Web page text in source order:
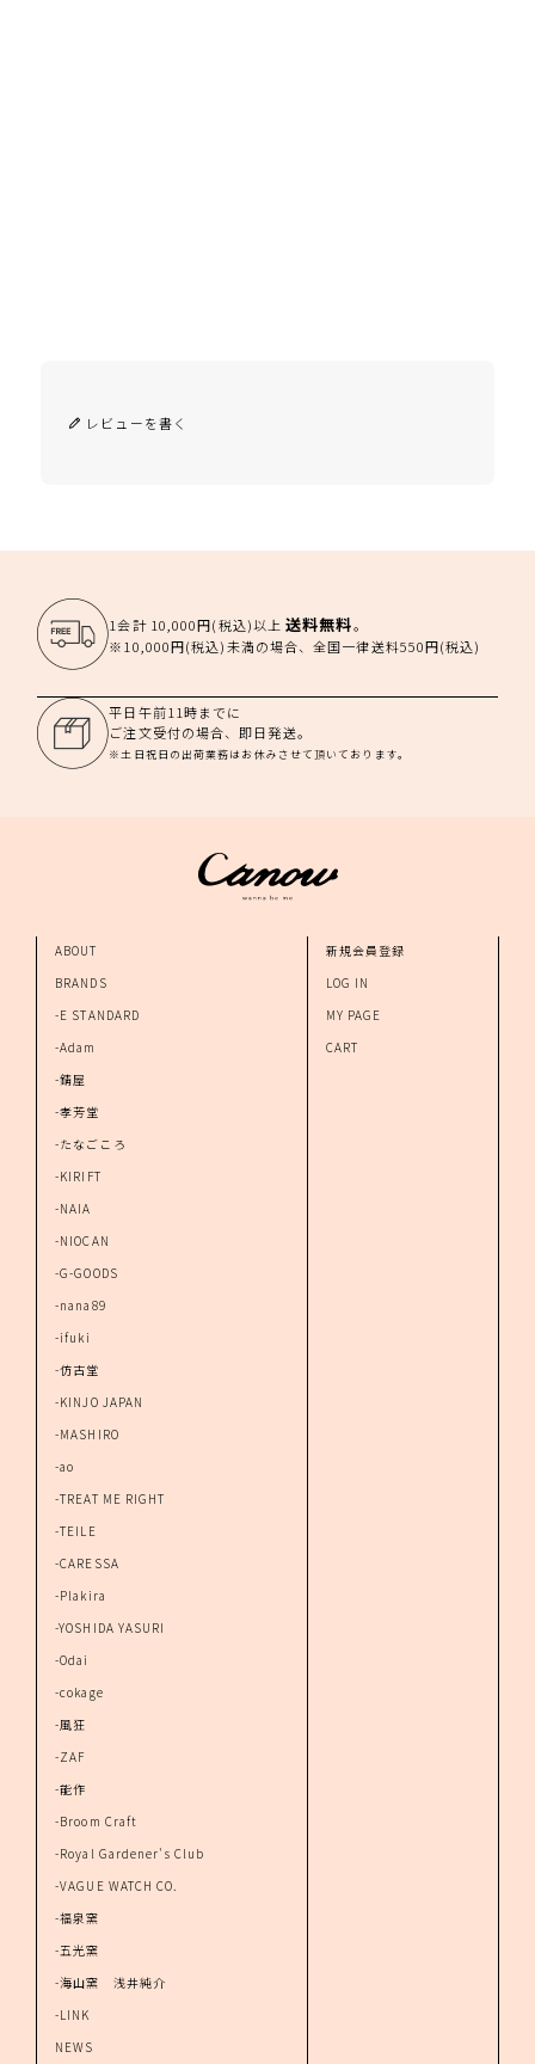
レビューを書く
1会計 10,000円(税込)以上送料無料。
※10,000円(税込)未満の場合、全国一律送料550円(税込)
平日午前11時までに
ご注文受付の場合、即日発送。
※土日祝日の出荷業務はお休みさせて頂いております。
ABOUT
BRANDS
-E STANDARD
-Adam
-錆屋
-孝芳堂
-たなごころ
-KIRIFT
-NAIA
-NIOCAN
-G-GOODS
-nana89
-ifuki
-仿古堂
-KINJO JAPAN
-MASHIRO
-ao
-TREAT ME RIGHT
-TEILE
-CARESSA
-Plakira
-YOSHIDA YASURI
-Odai
-cokage
-風狂
-ZAF
-能作
-Broom Craft
-Royal Gardener's Club
-VAGUE WATCH CO.
-福泉窯
-五光窯
-海山窯 浅井純介
-LINK
NEWS
新規会員登録
LOG IN
MY PAGE
CART